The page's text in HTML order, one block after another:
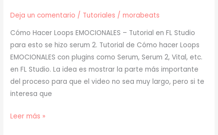
Deja un comentario / Tutoriales /morabeats
Cómo Hacer Loops EMOCIONALES – Tutorial en FL Studio
para esto se hizo serum 2. Tutorial de Cómo hacer Loops
EMOCIONALES con plugins como Serum, Serum 2, Vital, etc.
en FL Studio. La idea es mostrar la parte más importante
del proceso para que el video no sea muy largo, pero si te
interesa que
[Leer más »